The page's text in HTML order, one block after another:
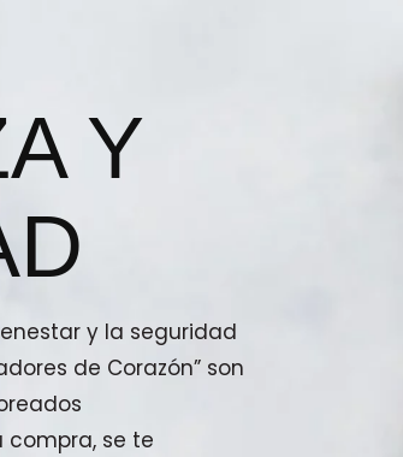
Y
y la seguridad
de Corazón” son
compra, se te